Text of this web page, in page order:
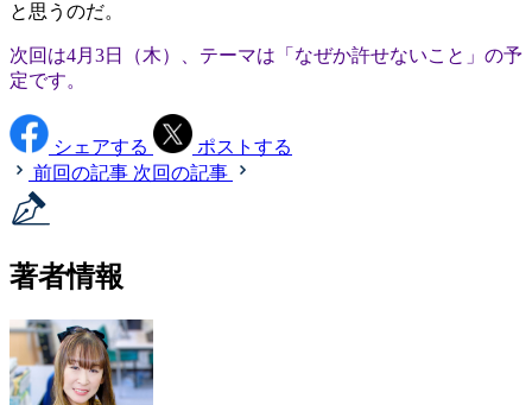
と思うのだ。
次回は4月3日（木）、テーマは「なぜか許せないこと」の予
定です。
シェアする
ポストする
前回の記事 次回の記事
著者情報